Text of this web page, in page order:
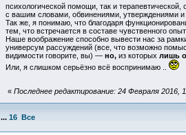
психологической помощи, так и
с вашим словами, обвинениями, утверждениями и
Так же, я понимаю, что благодаря
тем, что встречается в составе чувственного
Наше воображение способно вывести нас за
универсум рассуждений (все, что возможно
видимости говорите, вы) — но, из которых лишь
Или, я слишком серьёзно всё воспринимаю ..
« Последнее редактирование: 24 Февраля 2016,
... 16 Все